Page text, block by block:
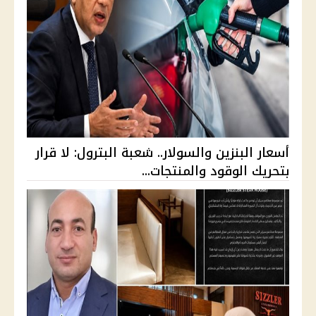
أسعار البنزين والسولار.. شعبة البترول: لا قرار
بتحريك الوقود والمنتجات...